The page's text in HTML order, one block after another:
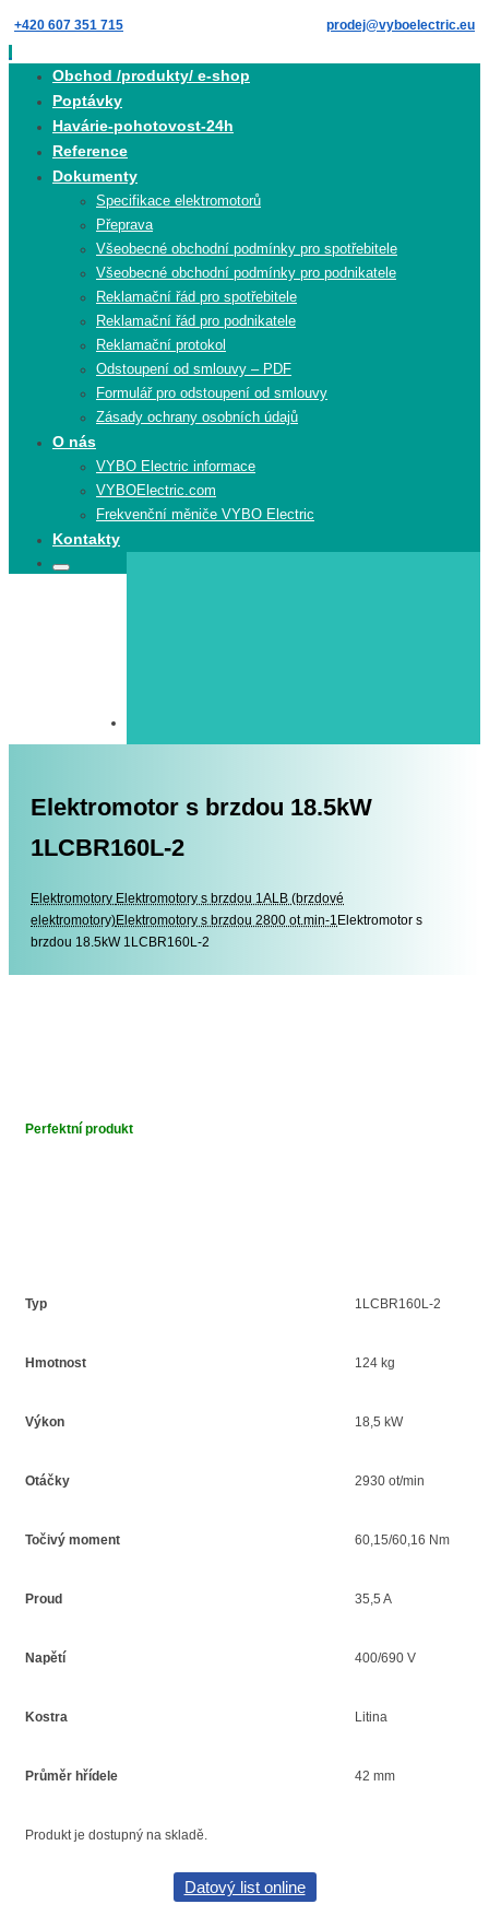
Skip
to
content
+420 607 351 715 prodej@vyboelectric.eu
Obchod /produkty/ e-shop
Poptávky
Havárie-pohotovost-24h
Reference
Dokumenty
Specifikace elektromotorů
Přeprava
Všeobecné obchodní podmínky pro spotřebitele
Všeobecné obchodní podmínky pro podnikatele
Reklamační řád pro spotřebitele
Reklamační řád pro podnikatele
Reklamační protokol
Odstoupení od smlouvy – PDF
Formulář pro odstoupení od smlouvy
Zásady ochrany osobních údajů
O nás
VYBO Electric informace
VYBOElectric.com
Frekvenční měniče VYBO Electric
Kontakty
Search
Search
Elektromotor s brzdou 18.5kW
1LCBR160L-2
Elektromotory Elektromotory
Elektromotory s brzdou 1ALB (brzdové
elektromotory)Elektromotory s brzdou 2800 ot.min-1 Elektromotor s
brzdou 18.5kW 1LCBR160L-2
Perfektní produkt
Typ 1LCBR160L-2
Hmotnost 124 kg
Výkon 18,5 kW
Otáčky 2930 ot/min
Točivý moment 60,15/60,16 Nm
Proud 35,5 A
Napětí 400/690 V
Kostra Litina
Průměr hřídele 42 mm
Produkt je dostupný na skladě.
Datový list online